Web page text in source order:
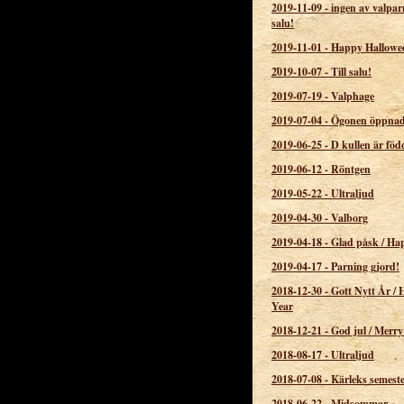
2019-11-09-ingen av
salu!
2019-11-01-Happy
2019-10-07-Till salu!
2019-07-19-Valphage
2019-07-04-Ögonen
2019-06-25-D kullen är
2019-06-12-Röntgen
2019-05-22-Ultraljud
2019-04-30-Valborg
2019-04-18-Glad påsk /
2019-04-17-Parning gjord!
2018-12-30-Gott Nytt År /
Year
2018-12-21-God jul /
2018-08-17-Ultraljud
2018-07-08-Kärleks